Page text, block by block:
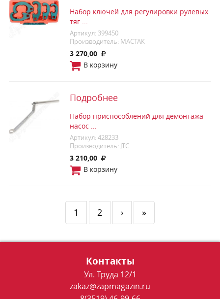
Набор ключей для регулировки рулевых
тяг ...
Артикул: 399450
Производитель: МАСТАК
3 270,00
В корзину
Подробнее
Набор приспособлений для демонтажа
насос ...
Артикул: 428233
Производитель: JTC
3 210,00
В корзину
1 2 › »
Контакты
Ул. Труда 12/1
zakaz@zapmagazin.ru